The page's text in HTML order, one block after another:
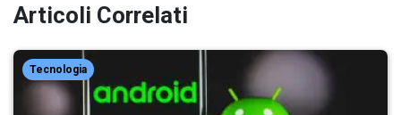
Articoli Correlati
Tecnologia